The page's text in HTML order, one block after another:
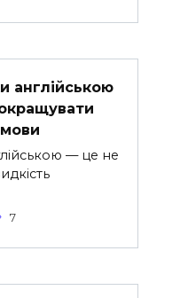
англійською
— це не
7